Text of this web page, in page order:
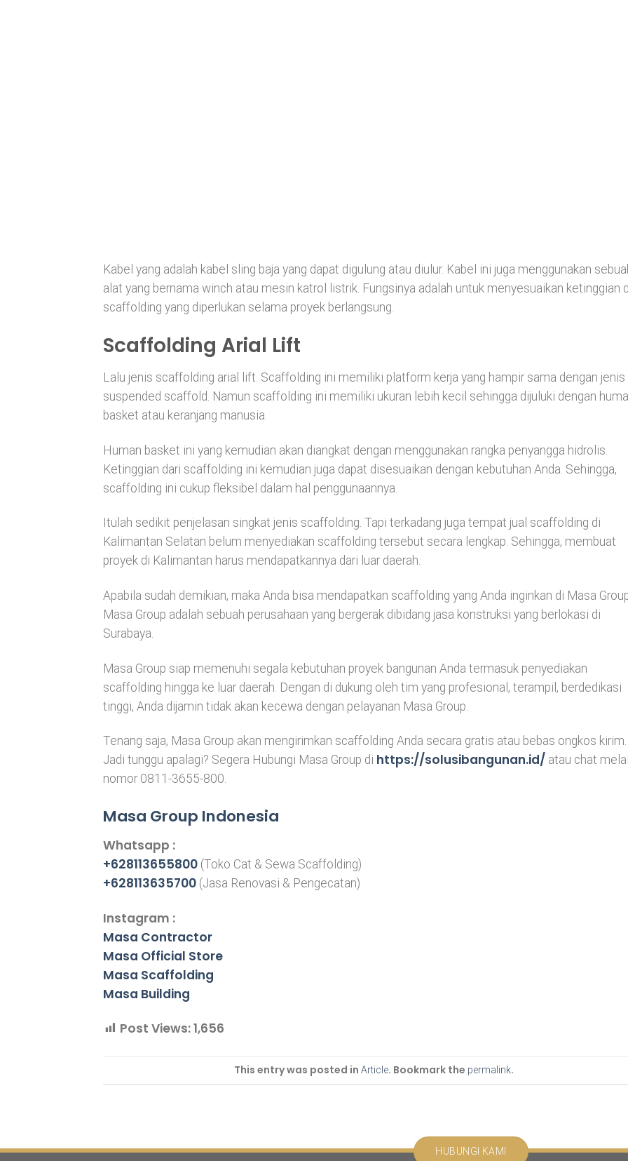
Kabel yang adalah kabel sling baja yang dapat digulung atau diulur. Kabel ini juga menggunakan
alat yang bernama winch atau mesin katrol listrik. Fungsinya adalah untuk menyesuaikan ketinggian
scaffolding yang diperlukan selama proyek berlangsung.
Scaffolding Arial Lift
Lalu jenis scaffolding arial lift. Scaffolding ini memiliki platform kerja yang hampir sama dengan jenis
suspended scaffold. Namun scaffolding ini memiliki ukuran lebih kecil sehingga dijuluki dengan
basket atau keranjang manusia.
Human basket ini yang kemudian akan diangkat dengan menggunakan rangka penyangga hidrolis.
Ketinggian dari scaffolding ini kemudian juga dapat disesuaikan dengan kebutuhan Anda. Sehingga,
scaffolding ini cukup fleksibel dalam hal penggunaannya.
Itulah sedikit penjelasan singkat jenis scaffolding. Tapi terkadang juga tempat jual scaffolding di
Kalimantan Selatan belum menyediakan scaffolding tersebut secara lengkap. Sehingga, membuat
proyek di Kalimantan harus mendapatkannya dari luar daerah.
Apabila sudah demikian, maka Anda bisa mendapatkan scaffolding yang Anda inginkan di Masa
Masa Group adalah sebuah perusahaan yang bergerak dibidang jasa konstruksi yang berlokasi di
Surabaya.
Masa Group siap memenuhi segala kebutuhan proyek bangunan Anda termasuk penyediakan
scaffolding hingga ke luar daerah. Dengan di dukung oleh tim yang profesional, terampil, berdedikasi
tinggi, Anda dijamin tidak akan kecewa dengan pelayanan Masa Group.
Tenang saja, Masa Group akan mengirimkan scaffolding Anda secara gratis atau bebas ongkos kirim.
Jadi tunggu apalagi? Segera Hubungi Masa Group di https://solusibangunan.id/ atau chat
nomor 0811-3655-800.
Masa Group Indonesia
Whatsapp :
+628113655800 (Toko Cat & Sewa Scaffolding)
+628113635700 (Jasa Renovasi & Pengecatan)
Instagram :
Masa Contractor
Masa Official Store
Masa Scaffolding
Masa Building
Post Views:1,656
This entry was posted in Article. Bookmark the permalink.
HUBUNGI KAMI